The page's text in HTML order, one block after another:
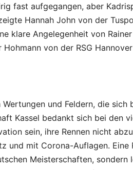
fast aufgegangen, aber
Hannah John von der
klare Angelegenheit von
von der RSG
und Feldern, die sich
Kassel bedankt sich bei den
sein, ihre Rennen nicht
und mit Corona-Auflagen. Eine
Meisterschaften,